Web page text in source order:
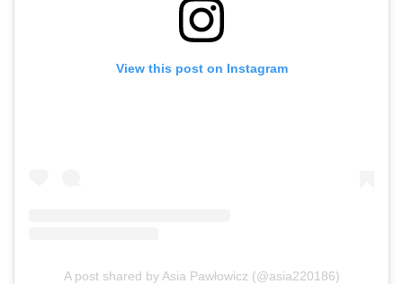
View this post on Instagram
A post shared by Asia Pawłowicz (@asia220186)